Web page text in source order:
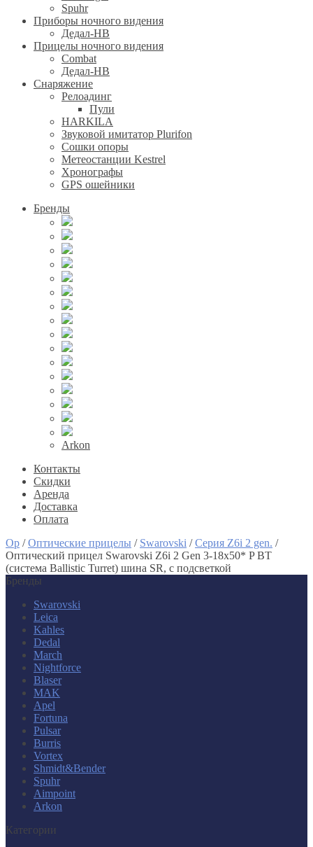
Spuhr
Приборы ночного видения
Дедал-НВ
Прицелы ночного видения
Combat
Дедал-НВ
Снаряжение
Релоадинг
Пули
HARKILA
Звуковой имитатор Plurifon
Сошки опоры
Метеостанции Kestrel
Хронографы
GPS ошейники
Бренды
Arkon
Контакты
Скидки
Аренда
Доставка
Оплата
Op /Оптические прицелы / Swarovski /Серия Z6i 2 gen. /
Оптический прицел Swarovski Z6i 2 Gen 3-18x50* P BT
(система Ballistic Turret) шина SR, с подсветкой
Бренды
Swarovski
Leica
Kahles
Dedal
March
Nightforce
Blaser
MAK
Apel
Fortuna
Pulsar
Burris
Vortex
Shmidt&Bender
Spuhr
Aimpoint
Arkon
Категории